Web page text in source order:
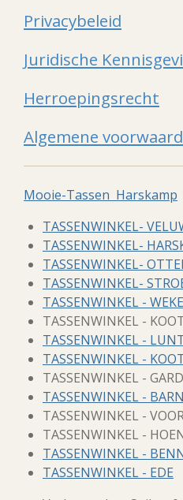
Privacybeleid
Juridische
Herroepingsrecht
Algemene
Mooie-Tassen Harskamp
TASSENWINKEL-
TASSENWINKEL-
TASSENWINKEL-
TASSENWINKEL-
TASSENWINKEL -
TASSENWINKEL -
TASSENWINKEL -
TASSENWINKEL -
TASSENWINKEL -
TASSENWINKEL -
TASSENWINKEL -
TASSENWINKEL -
TASSENWINKEL -
TASSENWINKEL - EDE